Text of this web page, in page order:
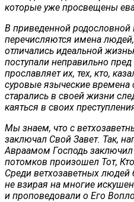
которые уже просвещены
В приведенной родословной
перечисляются имена
отличались идеальной
поступали неправильно
прославляет их, тех, кто,
суровые языческие времена
старались в своей жизни
каяться в своих
Мы знаем, что с
заключал Свой Завет. Так,
Авраамом Господь заключил
потомков произошел Тот,
Среди ветхозаветных
не взирая на многие
и проповедовали о Его